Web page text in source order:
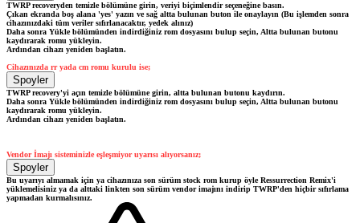
TWRP recoveryden temizle bölümüne girin, veriyi biçimlendir seçeneğine basın.
Çıkan ekranda boş alana 'yes' yazın ve sağ altta bulunan buton ile onaylayın (Bu işlemden sonra
cihazınızdaki tüm veriler sıfırlanacaktır, yedek alınız)
Daha sonra Yükle bölümünden indirdiğiniz rom dosyasını bulup seçin, Altta bulunan butonu
kaydırarak romu yükleyin.
Ardından cihazı yeniden başlatın.
Cihazınızda rr yada cm romu kurulu ise;
Spoyler
TWRP recovery'yi açın temizle bölümüne girin, altta bulunan butonu kaydırın.
Daha sonra Yükle bölümünden indirdiğiniz rom dosyasını bulup seçin, Altta bulunan butonu
kaydırarak romu yükleyin.
Ardından cihazı yeniden başlatın.
Vendor İmajı sisteminizle eşleşmiyor uyarısı alıyorsanız;
Spoyler
Bu uyarıyı almamak için ya cihazınıza son sürüm stock rom kurup öyle Ressurrection Remix'i
yüklemelisiniz ya da alttaki linkten son sürüm vendor imajını indirip TWRP'den hiçbir sıfırlama
yapmadan kurmalısınız.